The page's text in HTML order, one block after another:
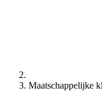
Maatschappelijke